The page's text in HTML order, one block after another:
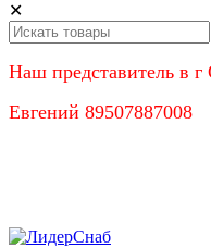
✕
Наш представитель в
Евгений 89507887008